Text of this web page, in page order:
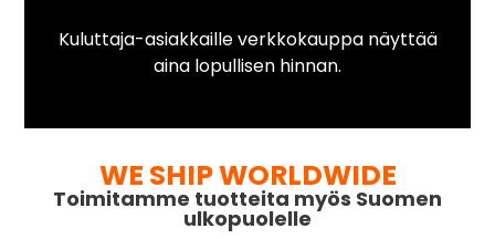
Kuluttaja-asiakkaille verkkokauppa näyttää
aina lopullisen hinnan.
WE SHIP WORLDWIDE
Toimitamme tuotteita myös Suomen
ulkopuolelle